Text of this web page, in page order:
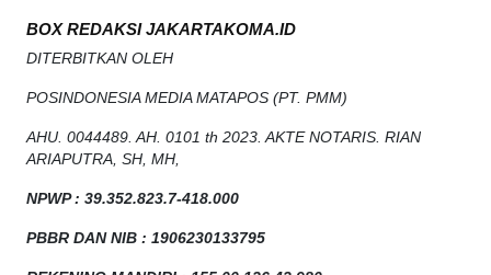
BOX REDAKSI JAKARTAKOMA.ID
DITERBITKAN OLEH
POSINDONESIA MEDIA MATAPOS (PT. PMM)
AHU. 0044489. AH. 0101 th 2023. AKTE NOTARIS. RIAN
ARIAPUTRA, SH, MH,
NPWP: 39.352.823.7-418.000
PBBR DAN NIB : 1906230133795